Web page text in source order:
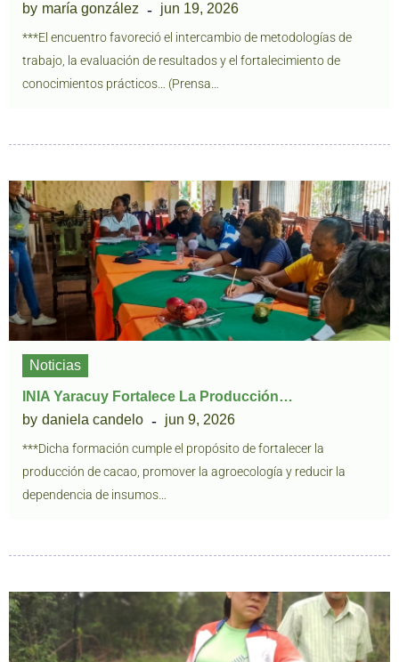
by maría gonzález jun 19, 2026
***El encuentro favoreció el intercambio de metodologías de
trabajo, la evaluación de resultados y el fortalecimiento de
conocimientos prácticos… (Prensa…
Noticias
INIA Yaracuy Fortalece La Producción…
by daniela candelo jun 9, 2026
***Dicha formación cumple el propósito de fortalecer la
producción de cacao, promover la agroecología y reducir la
dependencia de insumos…